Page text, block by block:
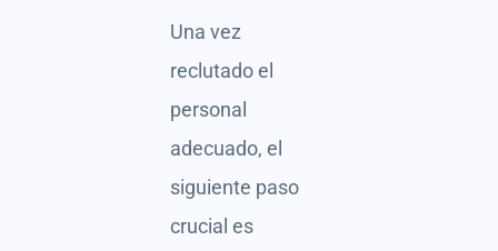
Una vez
reclutado el
personal
adecuado, el
siguiente paso
crucial es